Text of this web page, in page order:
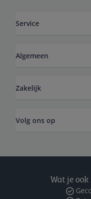
Service
Algemeen
Zakelijk
Volg ons op
Wat je